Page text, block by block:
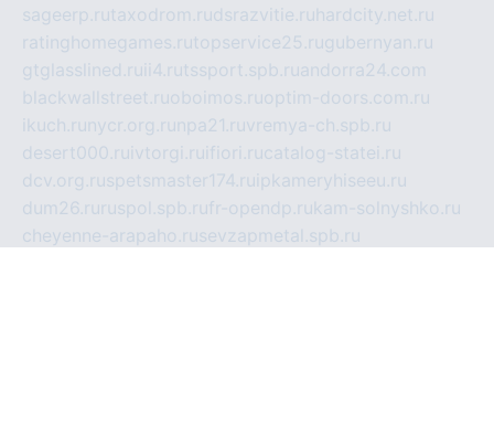
sageerp.rutaxodrom.rudsrazvitie.ru hardcity.net.ru
ratinghomegames.rutopservice25.rugubernyan.ru
gtglasslined.ru ii4.rutssport.spb.ruandorra24.com
blackwallstreet.ruoboimos.ruoptim-doors.com.ru
ikuch.ru nycr.org.ru npa21.ruvremya-ch.spb.ru
desert000.ru ivtorgi.ru ifiori.rucatalog-statei.ru
dcv.org.ruspetsmaster174.ru ipkameryhiseeu.ru
dum26.ru ruspol.spb.rufr-opendp.rukam-solnyshko.ru
cheyenne-arapaho.rusevzapmetal.spb.ru